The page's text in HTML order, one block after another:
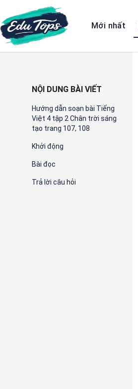
Mới nhất
NỘI DUNG BÀI VIẾT
Hướng dẫn soạn bài Tiếng
Việt 4 tập 2 Chân trời sáng
tạo trang 107, 108
Khởi động
Bài đọc
Trả lời câu hỏi